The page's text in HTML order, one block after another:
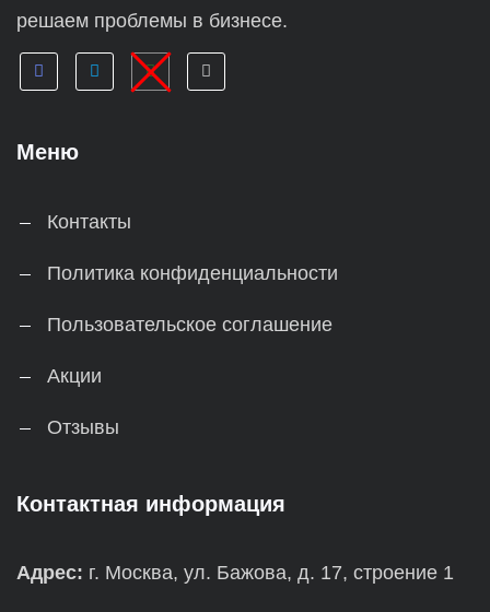
решаем проблемы в бизнесе.
Меню
Контакты
Политика конфиденциальности
Пользовательское соглашение
Акции
Отзывы
Контактная информация
Адрес: г. Москва, ул. Бажова, д. 17, строение 1